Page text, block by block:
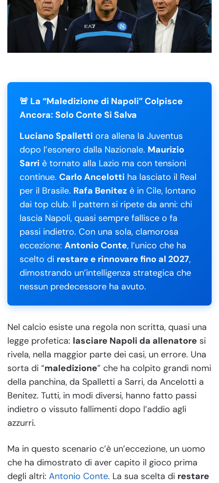
🚨 La “Maledizione di Napoli” Colpisce
Ancora: Solo Conte Si Salva
Luciano Spalletti ora allena la Juventus
dopo l’esonero dalla Nazionale. Maurizio
Sarri è tornato alla Lazio ma con tensioni
continue. Carlo Ancelotti ha lasciato il Real
per il Brasile. Rafa Benitez è in Cile, lontano
dai top club. Il pattern si ripete da anni: chi
lascia Napoli, quasi sempre fallisce o fa
passi indietro. Con una sola, clamorosa
eccezione: Antonio Conte, l’unico che ha
scelto di restare e rinnovare fino al 2027,
dimostrando un’intelligenza strategica che
nessun predecessore ha avuto.
Nel calcio esiste una regola non scritta, quasi una
legge profetica: lasciare Napoli da allenatore si
rivela, nella maggior parte dei casi, un errore. Una
sorta di “maledizione” che ha colpito grandi nomi
della panchina, da Spalletti a Sarri, da Ancelotti a
Benitez. Tutti, in modi diversi, hanno fatto passi
indietro o vissuto fallimenti dopo l’addio agli
azzurri.
Ma in questo scenario c’è un’eccezione, un uomo
che ha dimostrato di aver capito il gioco prima
degli altri: Antonio Conte. La sua scelta di restare